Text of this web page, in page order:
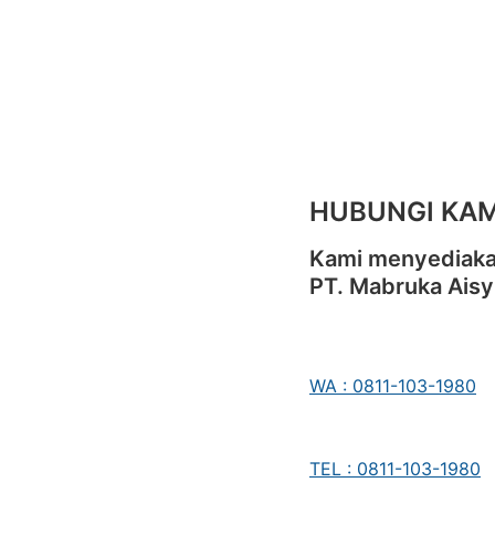
HUBUNGI
Kami
PT. Mabruka
WA : 0811-103-1980
TEL : 0811-103-1980